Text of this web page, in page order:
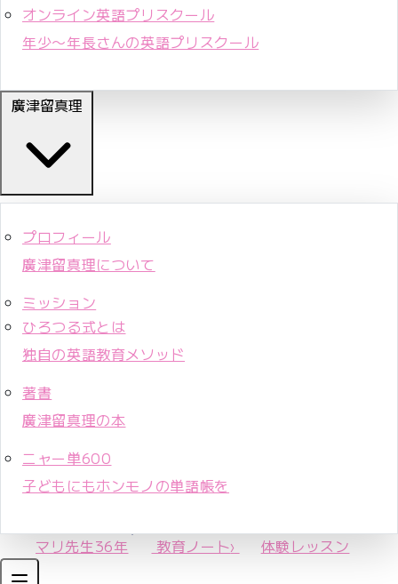
オンライン英語プリスクール
年少〜年長さんの英語プリスクール
廣津留真理
プロフィール
廣津留真理について
ミッション
ひろつる式とは
独自の英語教育メソッド
著書
廣津留真理の本
ニャー単600
子どもにもホンモノの単語帳を
マリ先生36年 教育ノート› 体験レッスン